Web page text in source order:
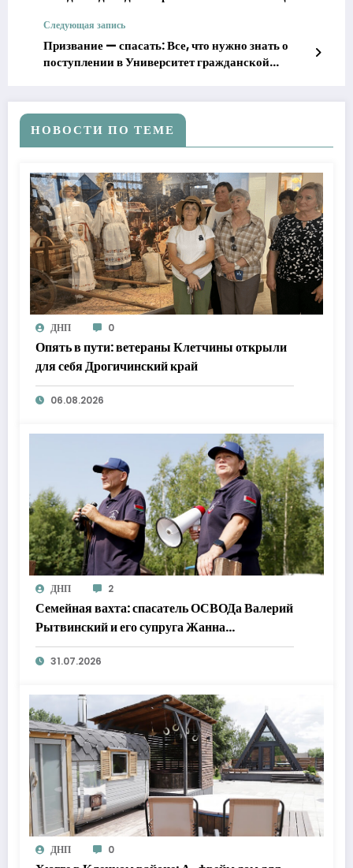
Следующая запись
Призвание — спасать: Все, что нужно знать о
поступлении в Университет гражданской
НОВОСТИ ПО ТЕМЕ
ДНП 0
Опять в пути: ветераны Клетчины открыли
для себя Дрогичинский край
06.08.2026
ДНП 2
Семейная вахта: спасатель ОСВОДа Валерий
Рытвинский и его супруга Жанна
обеспечивают безопасность в Морочи
31.07.2026
ДНП 0